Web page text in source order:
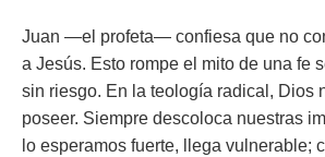
Juan —el profeta— confiesa que no
a Jesús. Esto rompe el mito de una fe
sin riesgo. En la teología radical, Dios
poseer. Siempre descoloca nuestras
lo esperamos fuerte, llega vulnerable;